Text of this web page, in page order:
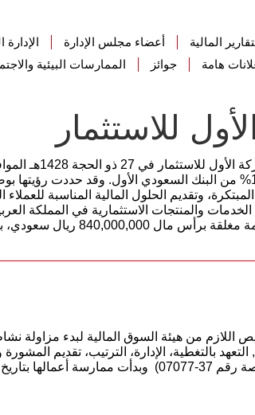
المالية أعضاء مجلس الإدارة الإدارة
هامة
جوائز الممارسات البيئية
للاستثمار
مملوكة 100% من البنك السعودي الأول. وقد حددت
المبتكرة، وتقديم الحلول المالية المناسبة
والمنتجات الاستثمارية في المملكة
ريال سعودي، بسجل تجاري رقم 1010242378
من هيئة السوق المالية لبدء مزاولة